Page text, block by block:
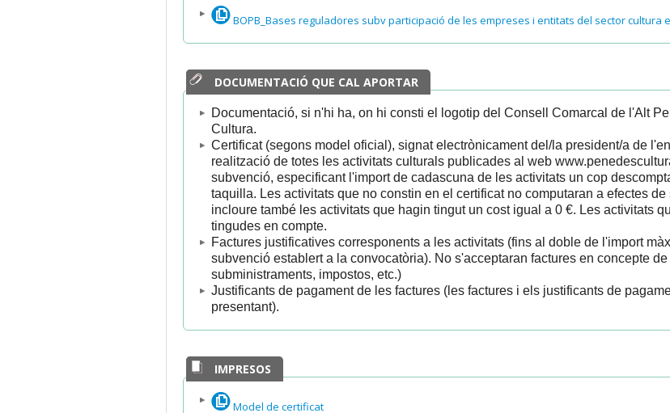
BOPB_Bases reguladores subv participació de les empreses i entitats del sector cultura
DOCUMENTACIÓ QUE CAL APORTAR
Documentació, si n'hi ha, on hi consti el logotip del Consell Comarcal de l'Alt
Cultura.
Certificat (segons model oficial), signat electrònicament del/la president/a de
realització de totes les activitats culturals publicades al web
subvenció, especificant l'import de cadascuna de les activitats un cop
taquilla. Les activitats que no constin en el certificat no computaran a efectes
incloure també les activitats que hagin tingut un cost igual a 0 €. Les activitats
tingudes en compte.
Factures justificatives corresponents a les activitats (fins al doble de l'import
subvenció establert a la convocatòria). No s'acceptaran factures en concepte
subministraments, impostos, etc.)
Justificants de pagament de les factures (les factures i els justificants de
presentant).
IMPRESOS
Model de certificat